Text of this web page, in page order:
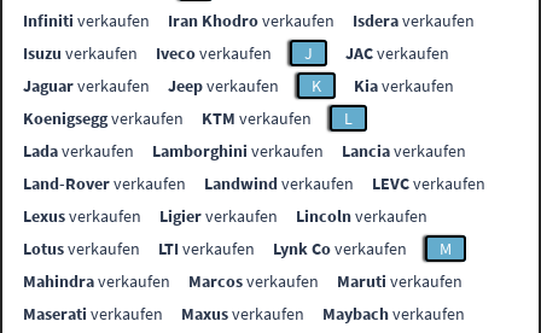
Infiniti verkaufen Iran Khodroverkaufen Isderaverkaufen
Isuzu verkaufen Ivecoverkaufen J JACverkaufen
Jaguarverkaufen Jeepverkaufen K Kiaverkaufen
Koenigseggverkaufen KTM verkaufen
L
Ladaverkaufen Lamborghini verkaufen Lanciaverkaufen
Land-Roververkaufen Landwindverkaufen LEVCverkaufen
Lexusverkaufen Ligierverkaufen Lincolnverkaufen
Lotusverkaufen LTIverkaufen Lynk Coverkaufen
M
Mahindraverkaufen Marcosverkaufen Maruti verkaufen
Maserati verkaufen Maxusverkaufen Maybachverkaufen